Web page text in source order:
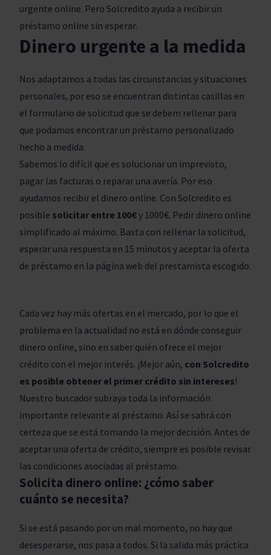
urgente online. Pero Solcredito ayuda a recibir un
préstamo online sin esperar.
Dinero urgente a la medida
Nos adaptamos a todas las circunstancias y situaciones
personales, por eso se encuentran distintas casillas en
el formulario de solicitud que se debem rellenar para
que podamos encontrar un préstamo personalizado
hecho a medida.
Sabemos lo difícil que es solucionar un imprevisto,
pagar las facturas o reparar una avería. Por eso
ayudamos recibir el dinero online. Con Solcredito es
posible solicitar entre 100€y 1000€. Pedir dinero online
simplificado al máximo. Basta con rellenar la solicitud,
esperar una respuesta en 15 minutos y aceptar la oferta
de préstamo en la página web del prestamista escogido.
Cada vez hay más ofertas en el mercado, por lo que el
problema en la actualidad no está en dónde conseguir
dinero online, sino en saber quién ofrece el mejor
crédito con el mejor interés. ¡Mejor aún, con Solcredito
es posible obtener el primer crédito sin intereses!
Nuestro buscador subraya toda la información
importante relevante al préstamo. Así se sabrá con
certeza que se está tomando la mejor decisión. Antes de
aceptar una oferta de crédito, siempre es posible revisar
las condiciones asociadas al préstamo.
Solicita dinero online: ¿cómo saber
cuánto se necesita?
Si se está pasando por un mal momento, no hay que
desesperarse, nos pasa a todos. Si la salida más práctica